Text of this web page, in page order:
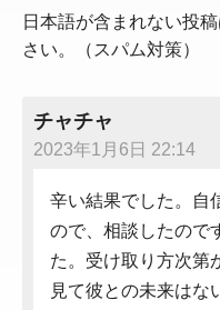
日本語が含まれない投
さい。（スパム対策）
チャチャ
2023年1月6日 22:14
辛い結果でした。自
ので、相談したので
た。受け取り方次第
見て彼との未来はな